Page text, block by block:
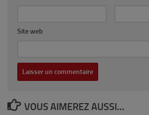
Site web
VOUS AIMEREZ AUSSI...